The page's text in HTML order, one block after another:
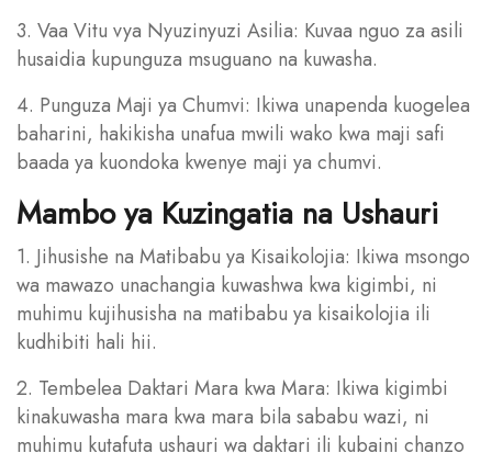
3. Vaa Vitu vya Nyuzinyuzi Asilia: Kuvaa nguo za asili
husaidia kupunguza msuguano na kuwasha.
4. Punguza Maji ya Chumvi: Ikiwa unapenda kuogelea
baharini, hakikisha unafua mwili wako kwa maji safi
baada ya kuondoka kwenye maji ya chumvi.
Mambo ya Kuzingatia na Ushauri
1. Jihusishe na Matibabu ya Kisaikolojia: Ikiwa msongo
wa mawazo unachangia kuwashwa kwa kigimbi, ni
muhimu kujihusisha na matibabu ya kisaikolojia ili
kudhibiti hali hii.
2. Tembelea Daktari Mara kwa Mara: Ikiwa kigimbi
kinakuwasha mara kwa mara bila sababu wazi, ni
muhimu kutafuta ushauri wa daktari ili kubaini chanzo